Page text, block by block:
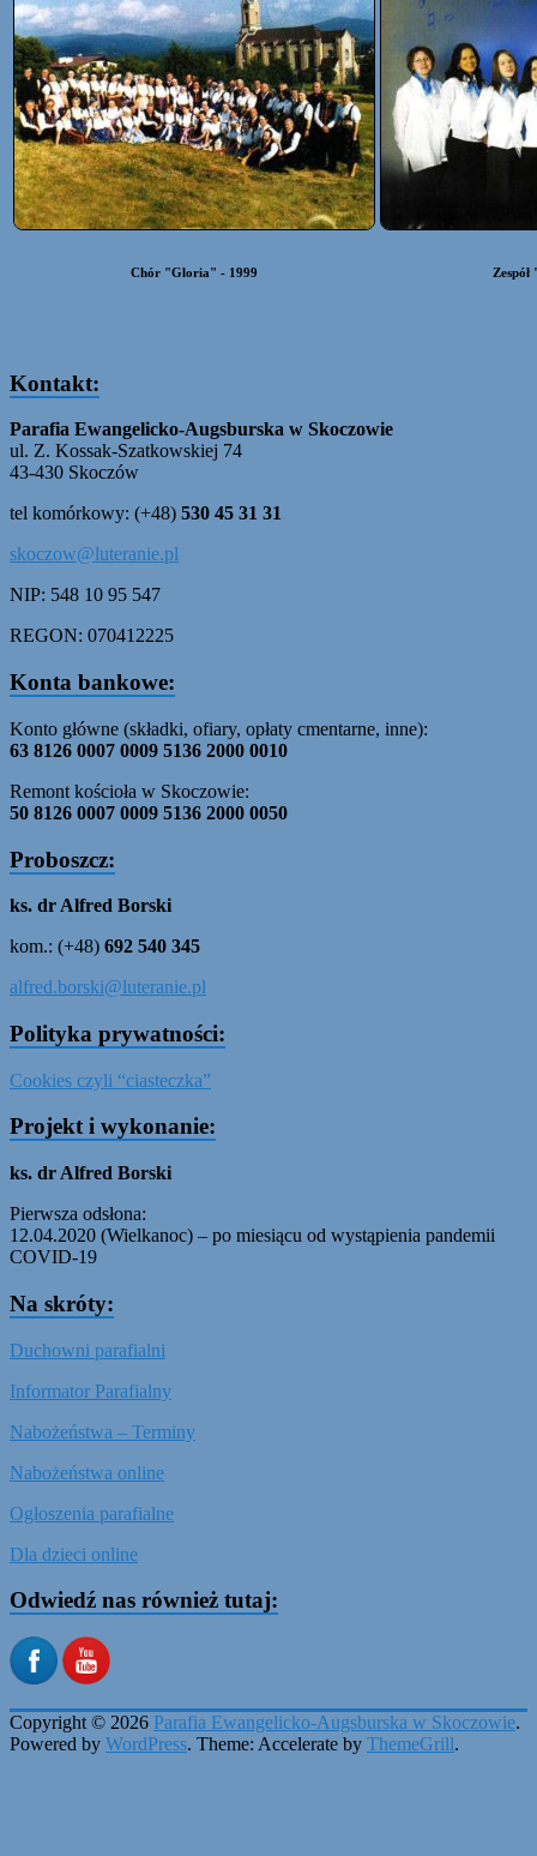
Chór "Gloria" - 1999
Kontakt:
Parafia Ewangelicko-Augsburska w Skoczowie
ul. Z. Kossak-Szatkowskiej 74
43-430 Skoczów
tel komórkowy: (+48) 530 45 31 31
skoczow@luteranie.pl
NIP: 548 10 95 547
REGON: 070412225
Konta bankowe:
Konto główne (składki, ofiary, opłaty cmentarne, inne):
63 8126 0007 0009 5136 2000 0010
Remont kościoła w Skoczowie:
50 8126 0007 0009 5136 2000 0050
Proboszcz:
ks. dr Alfred Borski
kom.: (+48) 692 540 345
alfred.borski@luteranie.pl
Polityka prywatności:
Cookies czyli “ciasteczka”
Projekt i wykonanie:
ks. dr Alfred Borski
Pierwsza odsłona:
12.04.2020 (Wielkanoc) – po miesiącu od wystąpienia pandemii
COVID-19
Na skróty:
Duchowni parafialni
Informator Parafialny
Nabożeństwa – Terminy
Nabożeństwa online
Ogłoszenia parafialne
Dla dzieci online
Odwiedź nas również tutaj:
Copyright © 2026 Parafia Ewangelicko-Augsburska w Skoczowie.
Powered by WordPress. Theme: Accelerate by ThemeGrill.